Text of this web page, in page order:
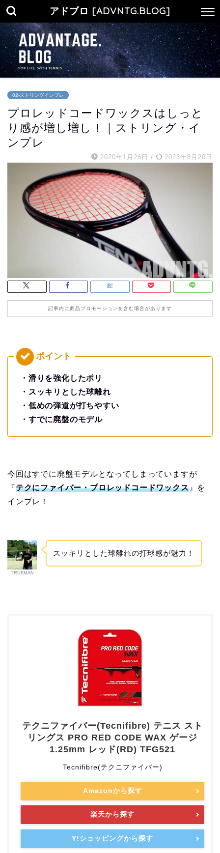
アドブロ [ADVNTG.BLOG]
02-ストリングインプレ
プロレッドコードワックスはしっと
り感が増し増し！｜ストリング・イ
ンプレ
2020年1月26日 / 2023年8月20日
記事内に商品プロモーションを含む場合があります
・滑りを強化したポリ
・スッキリとした球離れ
・低めの弾道が打ちやすい
・すでに廃盤のモデル
今回はすでに廃盤モデルとなってしまっていますが
『テクにファイバー・プロレッドコードワックス』を
インプレ！
TRUEMAN
スッキリとした球離れの打球感が魅力！
テクニファイバー(Tecnifibre) テニス スト
リングス PRO RED CODE WAX ゲージ
1.25mm レッド(RD) TFG521
Tecnifibre(テクニファイバー)
Amazonから探す
楽天から探す
Y!ショッピングから探す